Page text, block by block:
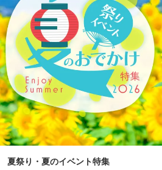
夏祭り・夏のイベント特集